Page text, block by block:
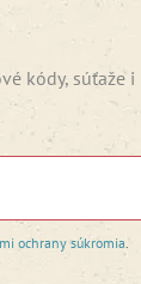
kódy, súťaže
ochrany súkromia.